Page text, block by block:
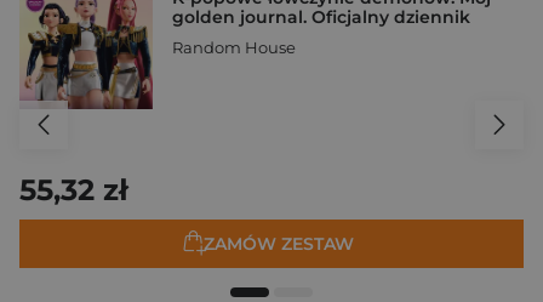
golden journal. Oficjalny dziennik
Random House
55,32 zł
ZAMÓW ZESTAW